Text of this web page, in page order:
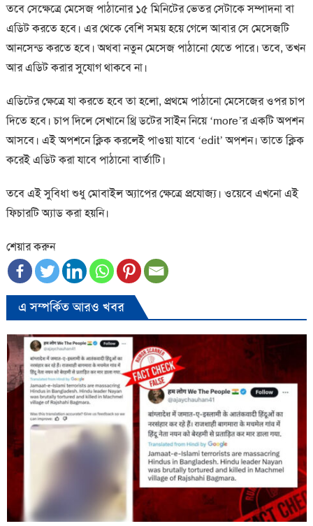
তবে সেক্ষেত্রে মেসেজ পাঠানোর ১৫ মিনিটের ভেতর সেটাকে সম্পাদনা বা
এডিট করতে হবে। এর থেকে বেশি সময় হয়ে গেলে আবার সে মেসেজটি
আনসেন্ড করতে হবে। অথবা নতুন মেসেজ পাঠানো যেতে পারে। তবে, তখন
আর এডিট করার সুযোগ থাকবে না।
এডিটের ক্ষেত্রে যা করতে হবে তা হলো, প্রথমে পাঠানো মেসেজের ওপর চাপ
দিতে হবে। চাপ দিলে সেখানে থ্রি ডটের সাইন নিয়ে ‘more’র একটি অপশন
আসবে। এই অপশনে ক্লিক করলেই পাওয়া যাবে ‘edit’ অপশন। তাতে ক্লিক
করেই এডিট করা যাবে পাঠানো বার্তাটি।
তবে এই সুবিধা শুধু মোবাইল অ্যাপের ক্ষেত্রে প্রযোজ্য। ওয়েবে এখনো এই
ফিচারটি অ্যাড করা হয়নি।
শেয়ার করুন
এ সম্পর্কিত আরও খবর